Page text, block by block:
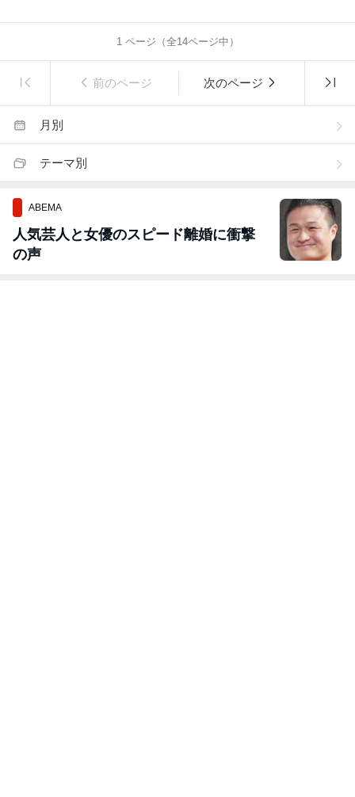
1ページ（全14ページ中）
前のページ 次のページ
月別
テーマ別
ABEMA
人気芸人と女優のスピード離婚に衝撃
の声